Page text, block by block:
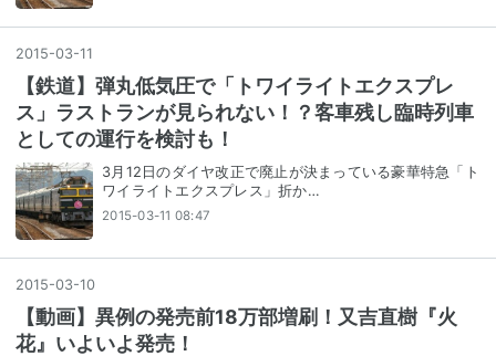
2015-03-11
【鉄道】弾丸低気圧で「トワイライトエクスプレ
ス」ラストランが見られない！？客車残し臨時列車
としての運行を検討も！
3月12日のダイヤ改正で廃止が決まっている豪華特急「ト
ワイライトエクスプレス」折か…
2015-03-11 08:47
2015-03-10
【動画】異例の発売前18万部増刷！又吉直樹『火
花』いよいよ発売！